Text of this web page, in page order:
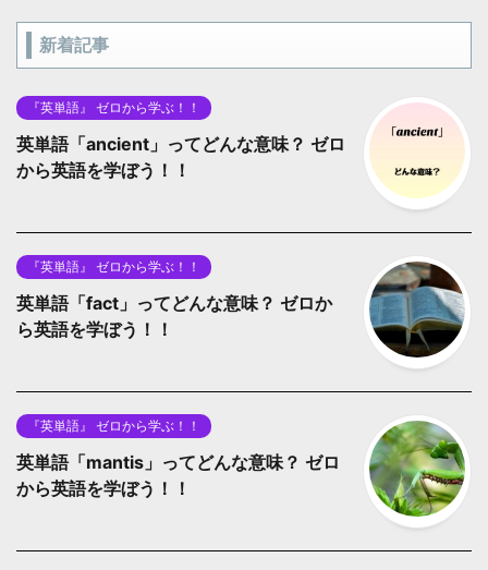
新着記事
『英単語』 ゼロから学ぶ！！
英単語「ancient」ってどんな意味？ ゼロ
から英語を学ぼう！！
『英単語』 ゼロから学ぶ！！
英単語「fact」ってどんな意味？ ゼロか
ら英語を学ぼう！！
『英単語』 ゼロから学ぶ！！
英単語「mantis」ってどんな意味？ ゼロ
から英語を学ぼう！！